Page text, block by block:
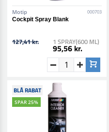
Motip 000703
Cockpit Spray Blank
127,41 kr. 1 SPRAY(600 ML)
95,56 kr.
BLÅ RABAT
SPAR 25%